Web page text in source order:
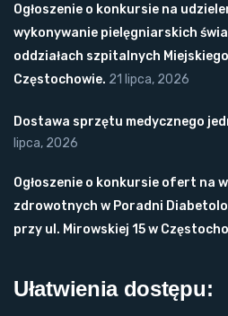
Ogłoszenie o konkursie na
wykonywanie pielęgniarskich
oddziałach szpitalnych
Częstochowie. 21 lipca, 2026
Dostawa sprzętu medycznego
lipca, 2026
Ogłoszenie o konkursie ofert na
zdrowotnych w Poradni
przy ul. Mirowskiej 15 w
Ułatwienia dostępu: